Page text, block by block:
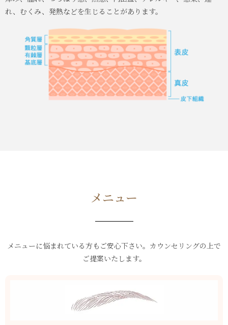
れ、むくみ、発熱などを生じることがあります。
メニュー
メニューに悩まれている方もご安心下さい。カウンセリングの上で
ご提案いたします。